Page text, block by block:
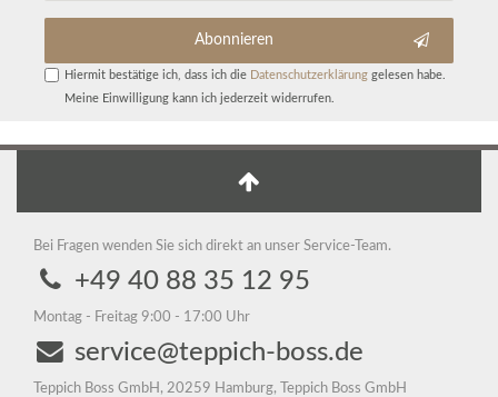
Abonnieren
Hiermit bestätige ich, dass ich die Daten­schutz­erklärunggelesen habe.
Meine Einwilligung kann ich jederzeit widerrufen.
Bei Fragen wenden Sie sich direkt an unser Service-Team.
+49 40 88 35 12 95
Montag - Freitag 9:00 - 17:00 Uhr
service@teppich-boss.de
Teppich Boss GmbH, 20259 Hamburg, Teppich Boss GmbH